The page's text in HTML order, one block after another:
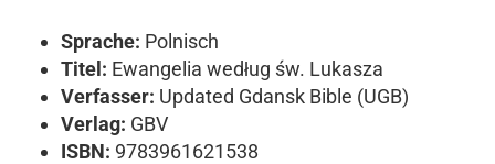
Sprache: Polnisch
Titel: Ewangelia według św. Lukasza
Verfasser: Updated Gdansk Bible (UGB)
Verlag: GBV
ISBN: 9783961621538